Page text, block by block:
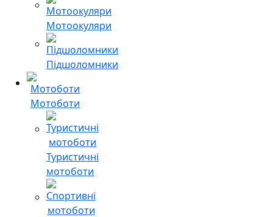
Мотоокуляри
Підшоломники
Мотоботи
Туристичні
мотоботи